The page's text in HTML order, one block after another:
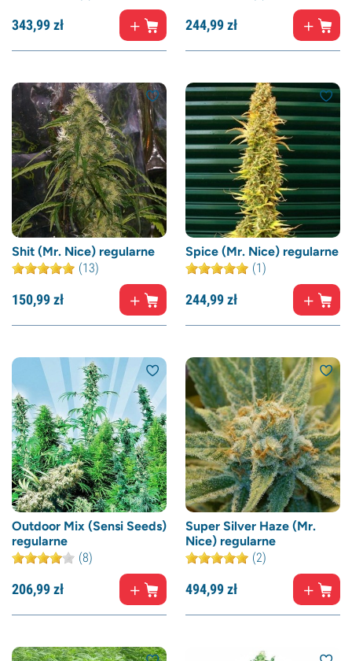
343,99zł 244,99zł
Shit (Mr. Nice) regularne
(13)
150,99zł
Spice (Mr. Nice) regularne
(1)
244,99zł
Outdoor Mix (Sensi Seeds)
regularne
(8)
206,99zł
Super Silver Haze (Mr.
Nice) regularne
(2)
494,99zł